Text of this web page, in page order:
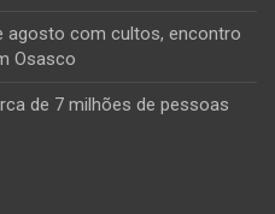
agosto com cultos, encontro
Osasco
de 7 milhões de pessoas